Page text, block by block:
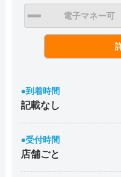
電子マネー可
●到着時間
記載なし
●受付時間
店舗ごと